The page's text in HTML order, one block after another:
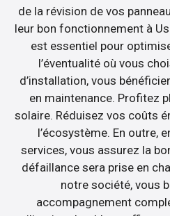
de la révision de vos
leur bon fonctionnement à
est essentiel pour
l’éventualité où vous
d’installation, vous
en maintenance. Profitez
solaire. Réduisez vos coûts
l’écosystème. En outre,
services, vous assurez la
défaillance sera prise en
notre société, vous
accompagnement